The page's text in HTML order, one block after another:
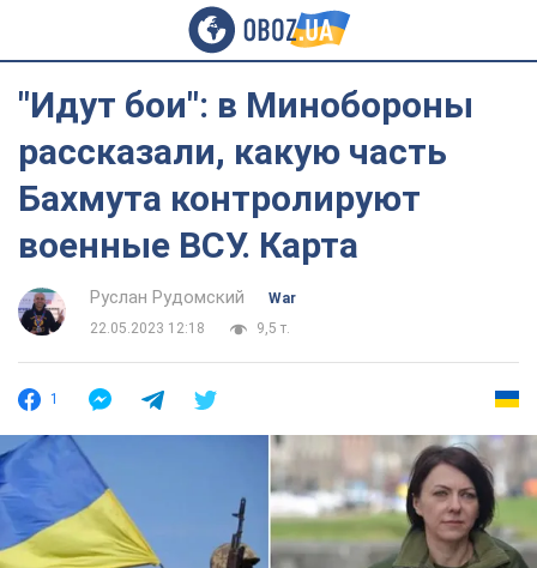
"Идут бои": в Минобороны
рассказали, какую часть
Бахмута контролируют
военные ВСУ. Карта
Руслан Рудомский
War
22.05.2023 12:18
9,5 т.
1